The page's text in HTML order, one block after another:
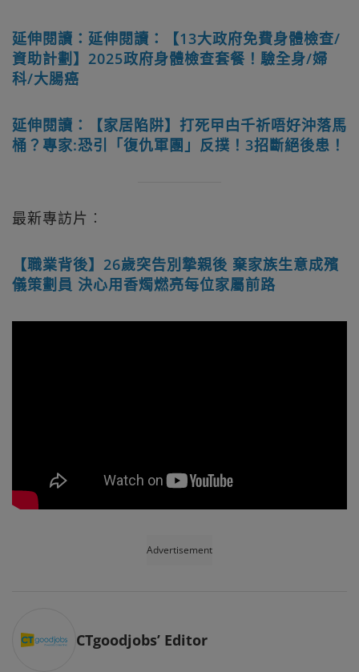
延伸閱讀：延伸閱讀：【13大政府免費身體檢查/
資助計劃】2025政府身體檢查套餐！驗全身/婦
科/大腸癌
延伸閱讀：【家居陷阱】打死曱甴千祈唔好沖落馬
桶？專家:恐引「復仇軍團」反撲！3招斷絕後患！
最新專訪片︰
【職業背後】26歲突告別摯親後 棄家族生意成殯
儀策劃員 決心用香燭燃亮每位家屬前路
Advertisement
CTgoodjobs’ Editor